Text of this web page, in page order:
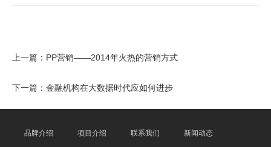
上一篇： PP营销——2014年火热的营销方式
下一篇： 金融机构在大数据时代应如何进步
品牌介绍 项目介绍 联系我们 新闻动态